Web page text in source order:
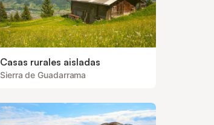
Casas rurales aisladas
Sierra de Guadarrama